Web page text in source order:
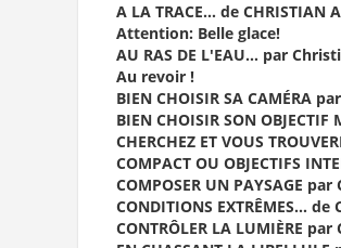
A LA TRACE… de CHRISTIAN
Attention: Belle glace!
AU RAS DE L'EAU… par
Au revoir !
BIEN CHOISIR SA CAMÉRA
BIEN CHOISIR SON
CHERCHEZ ET VOUS
COMPACT OU OBJECTIFS
COMPOSER UN PAYSAGE
CONDITIONS EXTRÊMES…
CONTRÔLER LA LUMIÈRE